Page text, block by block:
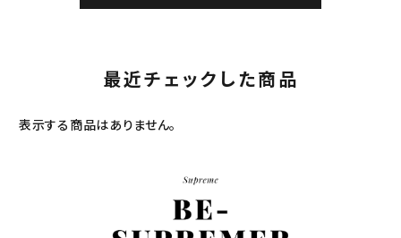
最近チェックした商品
表示する商品はありません。